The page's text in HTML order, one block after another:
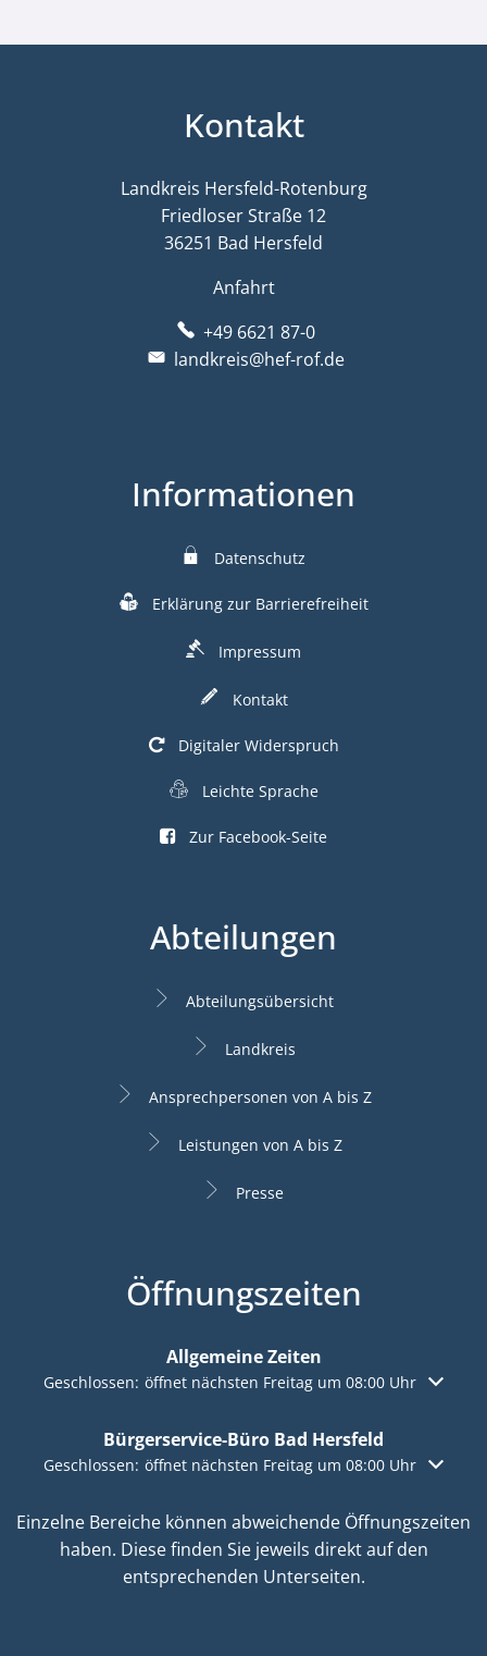
Kontakt
Landkreis Hersfeld-Rotenburg
Friedloser Straße 12
36251 Bad Hersfeld
Anfahrt
+49 6621 87-0
landkreis@hef-rof.de
Informationen
Datenschutz
Erklärung zur Barrierefreiheit
Impressum
Kontakt
Digitaler Widerspruch
Leichte Sprache
Zur Facebook-Seite
Abteilungen
Abteilungsübersicht
Landkreis
Ansprechpersonen von A bis Z
Leistungen von A bis Z
Presse
Öffnungszeiten
Allgemeine Zeiten
Klicken, um weitere Öffnungs- oder Schließzeiten
Geschlossen: öffnet nächsten Freitag um 08:00 Uhr
Bürgerservice-Büro Bad Hersfeld
Klicken, um weitere Öffnungs- oder Schließzeiten
Geschlossen: öffnet nächsten Freitag um 08:00 Uhr
Einzelne Bereiche können abweichende Öffnungszeiten
haben. Diese finden Sie jeweils direkt auf den
entsprechenden Unterseiten.